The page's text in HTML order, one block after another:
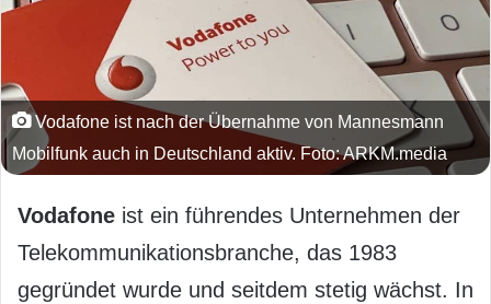
Vodafone ist nach der Übernahme von Mannesmann
Mobilfunk auch in Deutschland aktiv. Foto: ARKM.media
Vodafone ist ein führendes Unternehmen der
Telekommunikationsbranche, das 1983
gegründet wurde und seitdem stetig wächst. In